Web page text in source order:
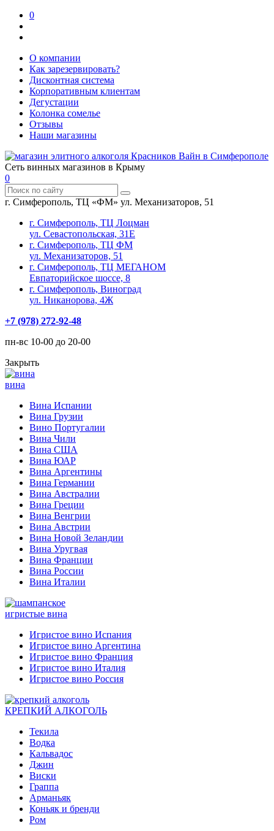
0
О компании
Как зарезервировать?
Дисконтная система
Корпоративным клиентам
Дегустации
Колонка сомелье
Отзывы
Наши магазины
Сеть винных магазинов в Крыму
0
г. Симферополь, ТЦ «ФМ» ул. Механизаторов, 51
г. Симферополь, ТЦ Лоцман
ул. Севастопольская, 31Е
г. Симферополь, ТЦ ФМ
ул. Механизаторов, 51
г. Симферополь, ТЦ МЕГАНОМ
Евпаторийское шоссе, 8
г. Симферополь, Виноград
ул. Никанорова, 4Ж
+7 (978) 272-92-48
пн-вс 10-00 до 20-00
Закрыть
вина
Вина Испании
Вина Грузии
Вино Португалии
Вина Чили
Вина США
Вина ЮАР
Вина Аргентины
Вина Германии
Вина Австралии
Вина Греции
Вина Венгрии
Вина Австрии
Вина Новой Зеландии
Вина Уругвая
Вина Франции
Вина России
Вина Италии
игристые вина
Игристое вино Испания
Игристое вино Аргентина
Игристое вино Франция
Игристое вино Италия
Игристое вино Россия
КРЕПКИЙ АЛКОГОЛЬ
Текила
Водка
Кальвадос
Джин
Виски
Граппа
Арманьяк
Коньяк и бренди
Ром